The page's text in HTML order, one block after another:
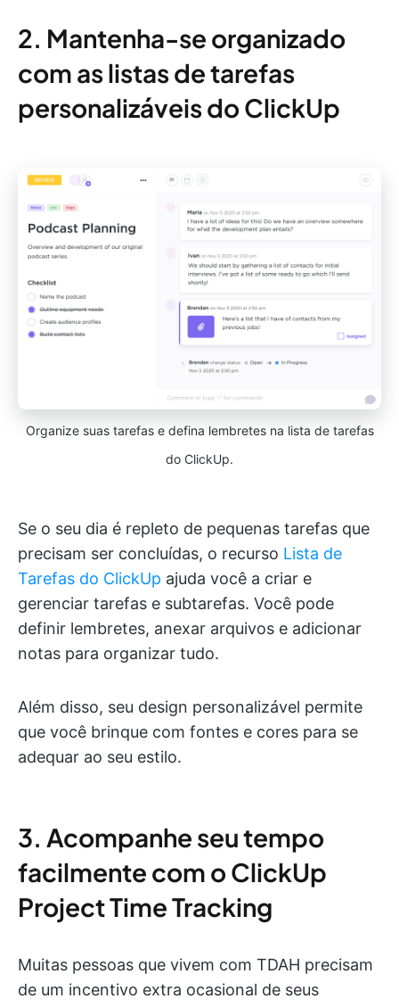
2. Mantenha-se organizado
com as listas de tarefas
personalizáveis do ClickUp
Organize suas tarefas e defina lembretes na lista de tarefas
do ClickUp.
Se o seu dia é repleto de pequenas tarefas que
precisam ser concluídas, o recurso Lista de
Tarefas do ClickUp ajuda você a criar e
gerenciar tarefas e subtarefas. Você pode
definir lembretes, anexar arquivos e adicionar
notas para organizar tudo.
Além disso, seu design personalizável permite
que você brinque com fontes e cores para se
adequar ao seu estilo.
3. Acompanhe seu tempo
facilmente com o ClickUp
Project Time Tracking
Muitas pessoas que vivem com TDAH precisam
de um incentivo extra ocasional de seus